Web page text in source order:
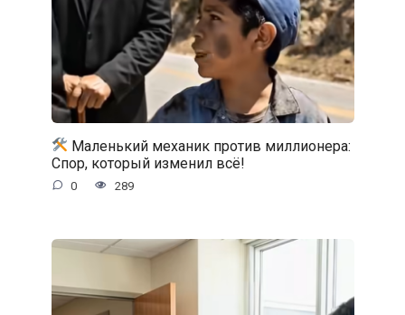
Маленький механик против миллионера:
Спор, который изменил всё!
0 289